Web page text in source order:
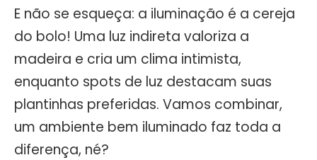
E não se esqueça: a iluminação é a cereja
do bolo! Uma luz indireta valoriza a
madeira e cria um clima intimista,
enquanto spots de luz destacam suas
plantinhas preferidas. Vamos combinar,
um ambiente bem iluminado faz toda a
diferença, né?